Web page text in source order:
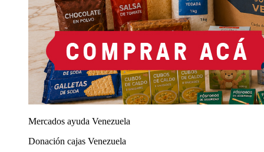
Mercados ayuda Venezuela
Donación cajas Venezuela